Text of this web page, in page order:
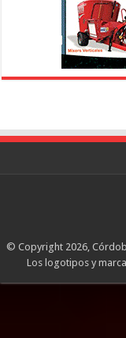
© Copyright 2026,
Los logotipos y